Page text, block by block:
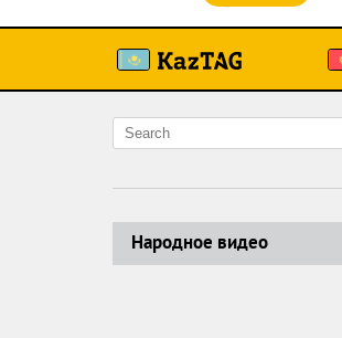
Народное видео